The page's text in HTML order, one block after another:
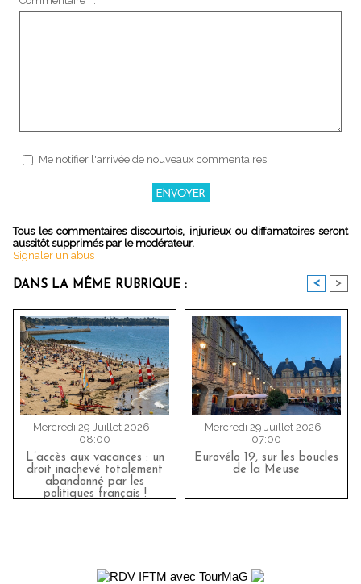
Me notifier l'arrivée de nouveaux commentaires
Tous les commentaires discourtois, injurieux ou diffamatoires seront
aussitôt supprimés par le modérateur.
Signaler un abus
DANS LA MÊME RUBRIQUE : < >
Mercredi 29 Juillet 2026 -
08:00
L’accès aux vacances : un
droit inachevé totalement
abandonné par les
politiques français !
Mercredi 29 Juillet 2026 -
07:00
Eurovélo 19, sur les boucles
de la Meuse